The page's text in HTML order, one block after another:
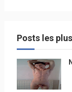
Posts les